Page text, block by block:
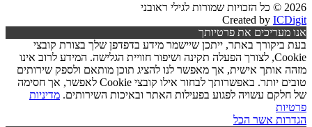
2026 © כל הזכויות שמורות לגילי ראובני
Created by ICDigit
אנו מעריכים את פרטיותך
בעת ביקורך באתר, ייתכן שיישמר מידע בדפדפן שלך בצורת קובצי
Cookie, לצורך הפעלה תקינה ושיפור חוויית הגלישה. המידע לרוב אינו
מזהה אותך אישית, אך מאפשר לנו להציג תוכן מותאם ולספק שירותים
טובים יותר. באפשרותך לבחור אילו קובצי Cookie לאפשר, אך חסימה
של חלקם עשויה לפגוע בפעילות האתר ובאיכות השירותים. מדיניות
פרטיות
הגדרות אשר הכל